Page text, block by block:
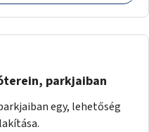
parkjaiban
egy, lehetőség